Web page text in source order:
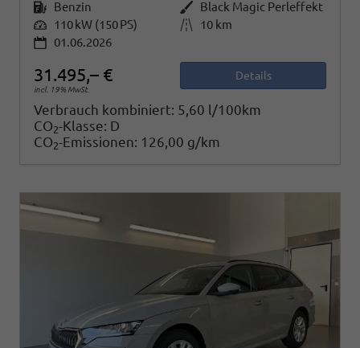
Kraftstoff Benzin Außenfarbe Black Magic Perleffekt
Leistung 110 kW (150 PS) Kilometerstand
10 km
01.06.2026
31.495,– €
incl. 19% MwSt.
Details
Verbrauch kombiniert: 5,60 l/100km
CO2-Klasse: D
CO2-Emissionen: 126,00 g/km